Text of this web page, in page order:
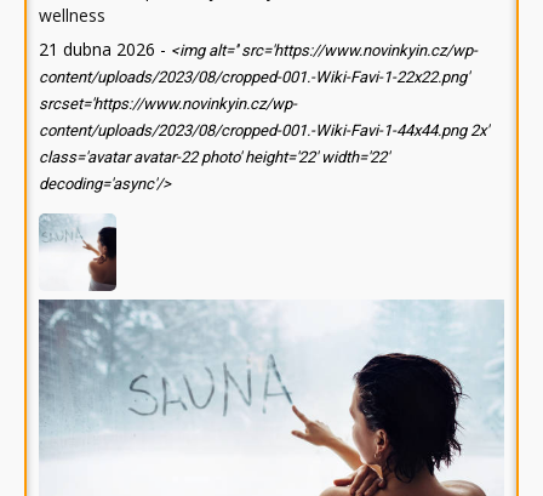
wellness
21 dubna 2026 - <img alt='' src='https://www.novinkyin.cz/wp-
content/uploads/2023/08/cropped-001.-Wiki-Favi-1-22x22.png'
srcset='https://www.novinkyin.cz/wp-
content/uploads/2023/08/cropped-001.-Wiki-Favi-1-44x44.png 2x'
class='avatar avatar-22 photo' height='22' width='22'
decoding='async'/>